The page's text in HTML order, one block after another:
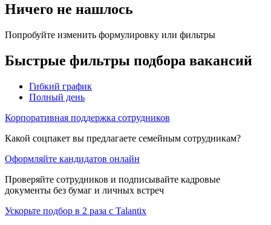
Ничего не нашлось
Попробуйте изменить формулировку или фильтры
Быстрые фильтры подбора вакансий
Гибкий график
Полный день
Корпоративная поддержка сотрудников
Какой соцпакет вы предлагаете семейным сотрудникам?
Оформляйте кандидатов онлайн
Проверяйте сотрудников и подписывайте кадровые
документы без бумаг и личных встреч
Ускорьте подбор в 2 раза с Talantix